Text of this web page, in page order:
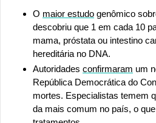
O maior estudo genômico
descobriu que 1 em cada 10
mama, próstata ou intestino
hereditária no DNA.
Autoridades confirmaram um
República Democrática do
mortes. Especialistas temem
da mais comum no país, o